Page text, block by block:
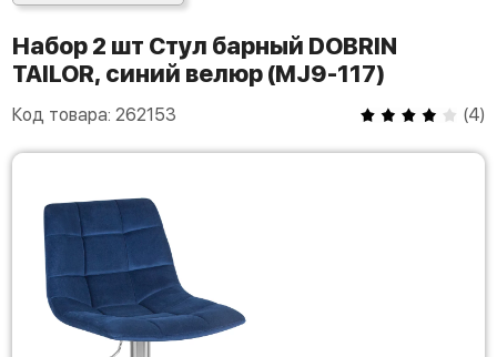
Набор 2 шт Стул барный DOBRIN
TAILOR, синий велюр (MJ9-117)
Код товара: 262153 (4)